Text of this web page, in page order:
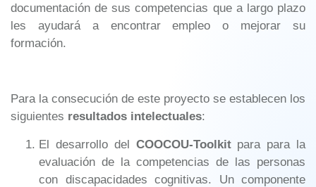
documentación de sus competencias que a largo plazo
les ayudará a encontrar empleo o mejorar su
formación.
Para la consecución de este proyecto se establecen los
siguientes resultados intelectuales:
El desarrollo del COOCOU-Toolkitpara para la
evaluación de la competencias de las personas
con discapacidades cognitivas. Un componente